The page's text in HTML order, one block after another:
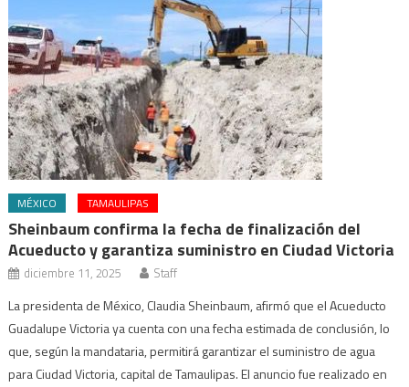
MÉXICO TAMAULIPAS
Sheinbaum confirma la fecha de finalización del
Acueducto y garantiza suministro en Ciudad Victoria
diciembre 11, 2025 Staff
La presidenta de México, Claudia Sheinbaum, afirmó que el Acueducto
Guadalupe Victoria ya cuenta con una fecha estimada de conclusión, lo
que, según la mandataria, permitirá garantizar el suministro de agua
para Ciudad Victoria, capital de Tamaulipas. El anuncio fue realizado en